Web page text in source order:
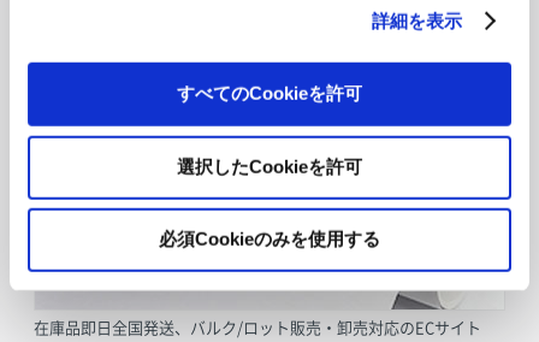
詳細を表示
すべてのCookieを許可
選択したCookieを許可
必須Cookieのみを使用する
採用情報
在庫品即日全国発送、バルク/ロット販売・卸売対応のECサイト